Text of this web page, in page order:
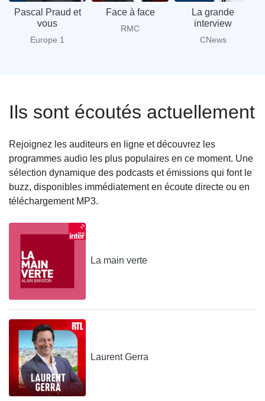
Pascal Praud et
vous
Europe 1
Face à face
RMC
La grande
interview
CNews
Ils sont écoutés actuellement
Rejoignez les auditeurs en ligne et découvrez les
programmes audio les plus populaires en ce moment. Une
sélection dynamique des podcasts et émissions qui font le
buzz, disponibles immédiatement en écoute directe ou en
téléchargement MP3.
La main verte
Laurent Gerra